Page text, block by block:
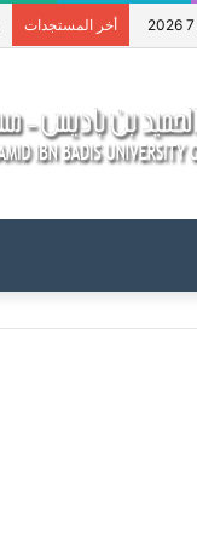
أخر المستجدات